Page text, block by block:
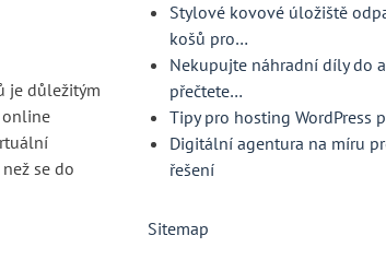
je důležitým
online
se do
Stylové kovové úložiště
košů pro…
Nekupujte náhradní díly do
přečtete…
Tipy pro hosting WordPress
Digitální agentura na míru
řešení
Sitemap